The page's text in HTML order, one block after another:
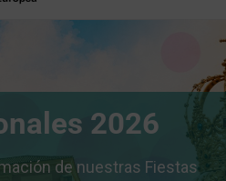
2026
de nuestras Fiestas